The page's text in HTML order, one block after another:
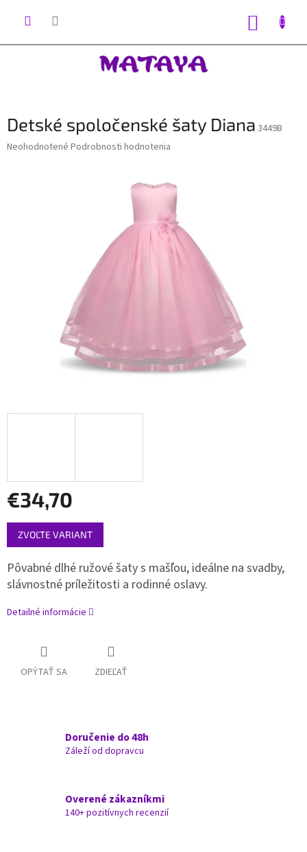
Detské spoločenské šaty Diana 3449B
Priemerné
Neohodnotené Podrobnosti hodnotenia
€34,70
Jednotková
cena:
ZVOĽTE VARIANT
Pôvabné dlhé ružové šaty s mašľou, ideálne na svadby,
slávnostné príležitosti a rodinné oslavy.
Detailné informácie
OPÝTAŤ SA ZDIEĽAŤ
Doručenie do 48h
Záleží od dopravcu
Overené zákazníkmi
140+ pozitívnych recenzií